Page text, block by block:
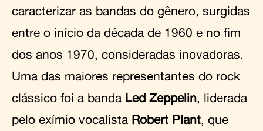
caracterizar as bandas do gênero, surgidas
entre o início da década de 1960 e no fim
dos anos 1970, consideradas inovadoras.
Uma das maiores representantes do rock
clássico foi a banda Led Zeppelin, liderada
pelo exímio vocalista Robert Plant, que